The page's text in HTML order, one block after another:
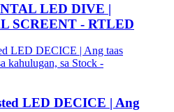
LED DIVE |
SCREENT - RTLED
LED DECICE | Ang